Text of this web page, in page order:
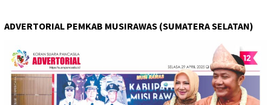
ADVERTORIAL PEMKAB MUSIRAWAS (SUMATERA SELATAN)